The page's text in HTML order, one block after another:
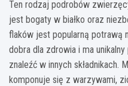
Ten rodzaj podrobów
jest bogaty w białko oraz
flaków jest popularną potrawą
dobra dla zdrowia i ma
znaleźć w innych składnikach.
komponuje się z warzywami,